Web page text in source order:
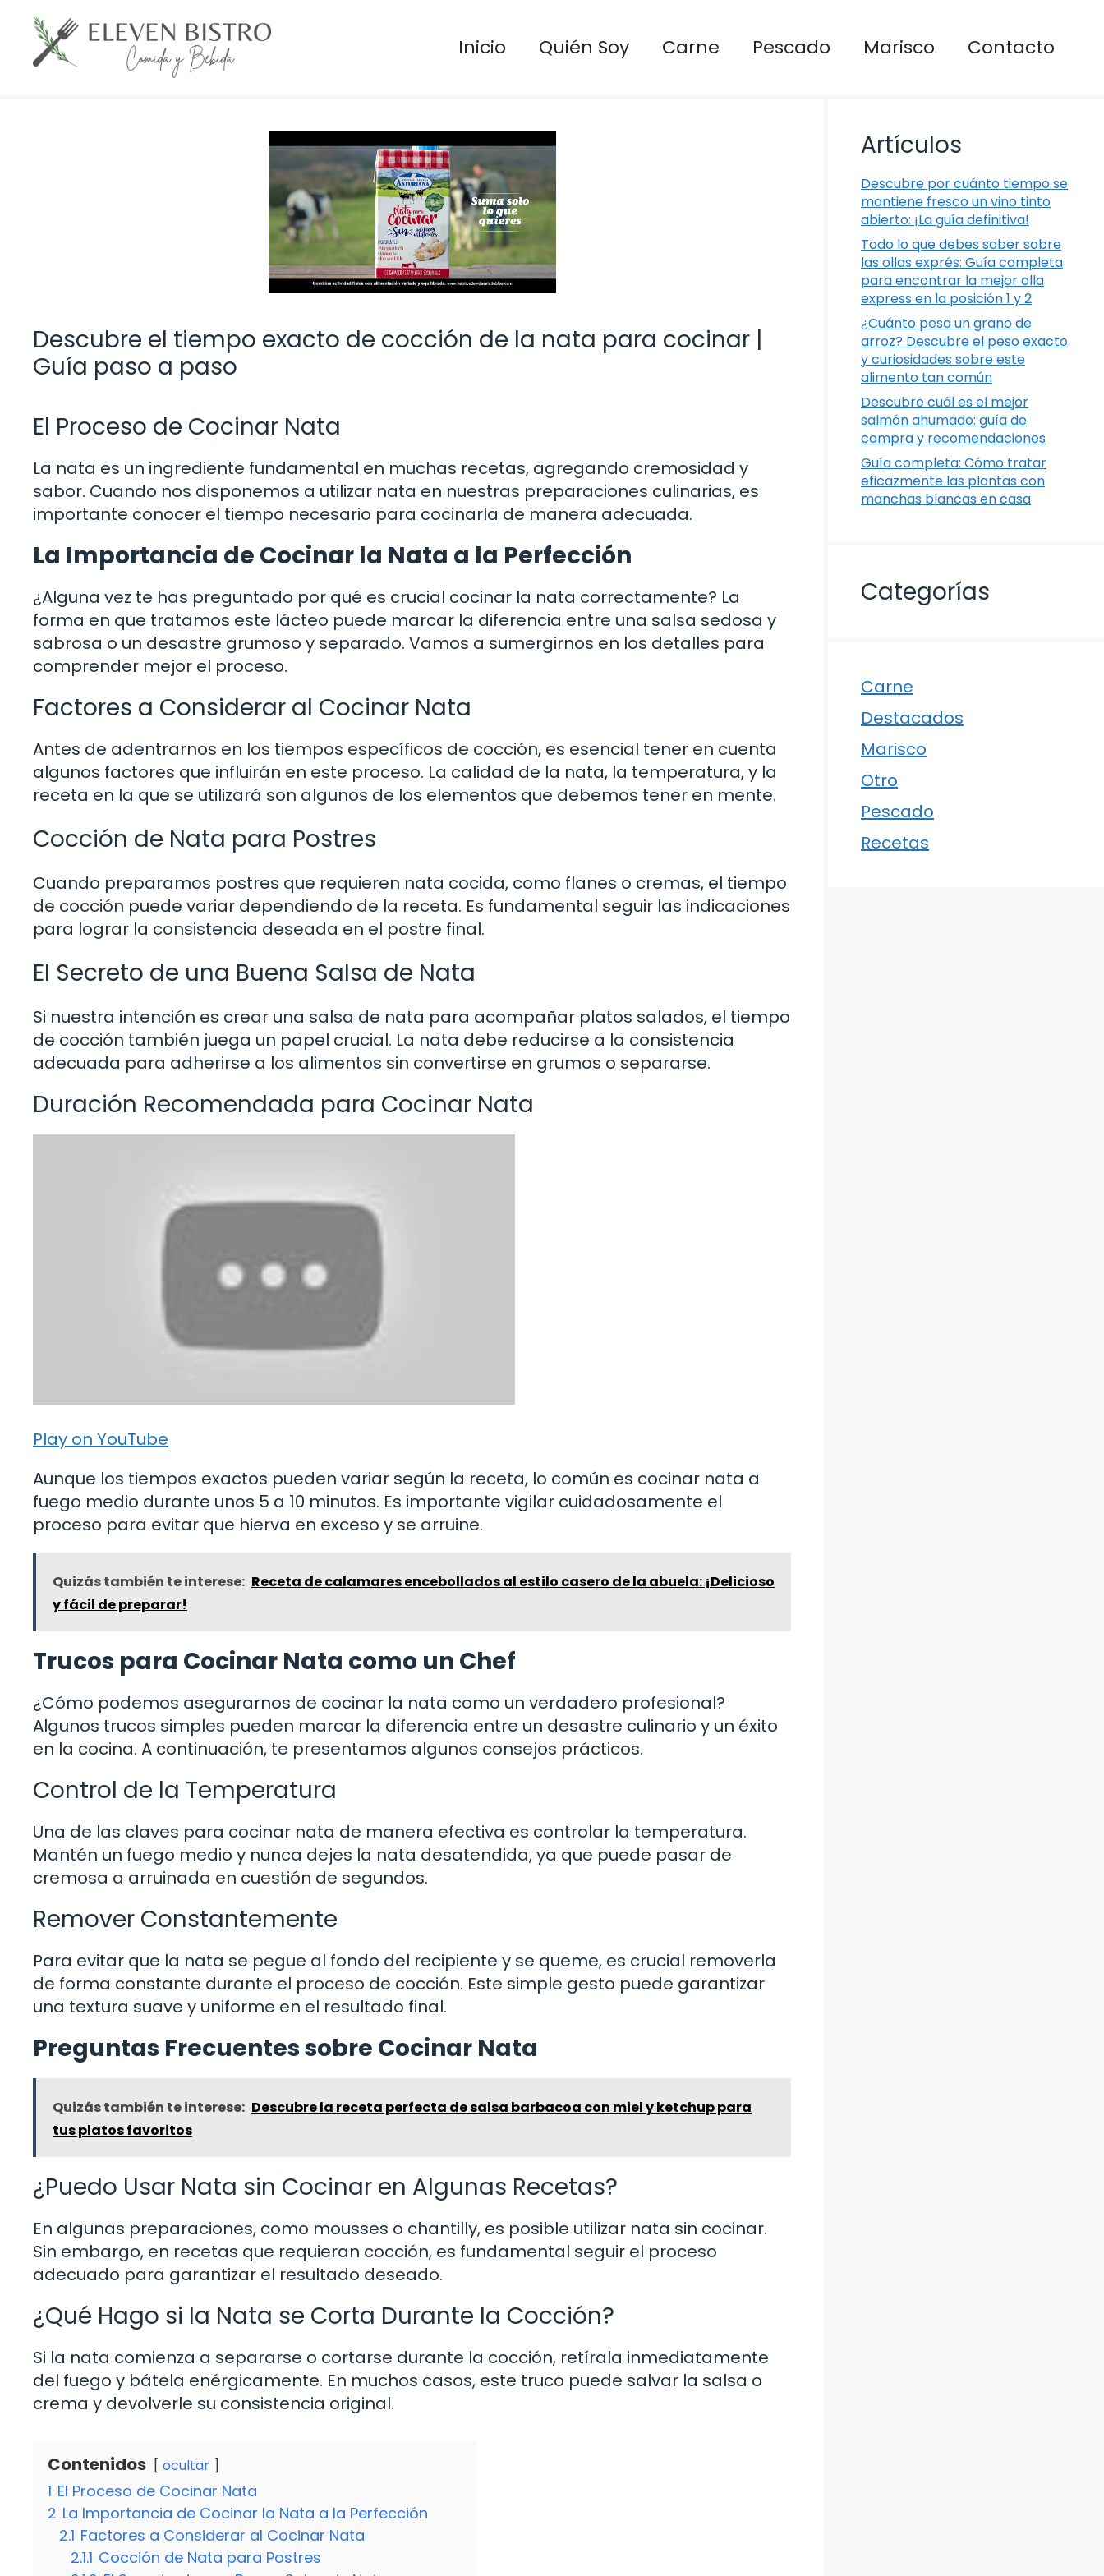
Saltar
contenido
Inicio Quién Soy Carne Pescado Marisco Contacto
Descubre el tiempo exacto de cocción de la nata para cocinar |
Guía paso a paso
El Proceso de Cocinar Nata
La nata es un ingrediente fundamental en muchas recetas, agregando cremosidad y
sabor. Cuando nos disponemos a utilizar nata en nuestras preparaciones culinarias, es
importante conocer el tiempo necesario para cocinarla de manera adecuada.
La Importancia de Cocinar la Nata a la Perfección
¿Alguna vez te has preguntado por qué es crucial cocinar la nata correctamente? La
forma en que tratamos este lácteo puede marcar la diferencia entre una salsa sedosa y
sabrosa o un desastre grumoso y separado. Vamos a sumergirnos en los detalles para
comprender mejor el proceso.
Factores a Considerar al Cocinar Nata
Antes de adentrarnos en los tiempos específicos de cocción, es esencial tener en cuenta
algunos factores que influirán en este proceso. La calidad de la nata, la temperatura, y la
receta en la que se utilizará son algunos de los elementos que debemos tener en mente.
Cocción de Nata para Postres
Cuando preparamos postres que requieren nata cocida, como flanes o cremas, el tiempo
de cocción puede variar dependiendo de la receta. Es fundamental seguir las indicaciones
para lograr la consistencia deseada en el postre final.
El Secreto de una Buena Salsa de Nata
Si nuestra intención es crear una salsa de nata para acompañar platos salados, el tiempo
de cocción también juega un papel crucial. La nata debe reducirse a la consistencia
adecuada para adherirse a los alimentos sin convertirse en grumos o separarse.
Duración Recomendada para Cocinar Nata
Play on YouTube
Aunque los tiempos exactos pueden variar según la receta, lo común es cocinar nata a
fuego medio durante unos 5 a 10 minutos. Es importante vigilar cuidadosamente el
proceso para evitar que hierva en exceso y se arruine.
Quizás también te interese: Receta de calamares encebollados al estilo casero de la abuela: ¡Delicioso
y fácil de preparar!
Trucos para Cocinar Nata como un Chef
¿Cómo podemos asegurarnos de cocinar la nata como un verdadero profesional?
Algunos trucos simples pueden marcar la diferencia entre un desastre culinario y un éxito
en la cocina. A continuación, te presentamos algunos consejos prácticos.
Control de la Temperatura
Una de las claves para cocinar nata de manera efectiva es controlar la temperatura.
Mantén un fuego medio y nunca dejes la nata desatendida, ya que puede pasar de
cremosa a arruinada en cuestión de segundos.
Remover Constantemente
Para evitar que la nata se pegue al fondo del recipiente y se queme, es crucial removerla
de forma constante durante el proceso de cocción. Este simple gesto puede garantizar
una textura suave y uniforme en el resultado final.
Preguntas Frecuentes sobre Cocinar Nata
Quizás también te interese: Descubre la receta perfecta de salsa barbacoa con miel y ketchup para
tus platos favoritos
¿Puedo Usar Nata sin Cocinar en Algunas Recetas?
En algunas preparaciones, como mousses o chantilly, es posible utilizar nata sin cocinar.
Sin embargo, en recetas que requieran cocción, es fundamental seguir el proceso
adecuado para garantizar el resultado deseado.
¿Qué Hago si la Nata se Corta Durante la Cocción?
Si la nata comienza a separarse o cortarse durante la cocción, retírala inmediatamente
del fuego y bátela enérgicamente. En muchos casos, este truco puede salvar la salsa o
crema y devolverle su consistencia original.
Contenidos ocultar
1 El Proceso de Cocinar Nata
2 La Importancia de Cocinar la Nata a la Perfección
2.1 Factores a Considerar al Cocinar Nata
2.1.1 Cocción de Nata para Postres
Artículos
Descubre por cuánto tiempo se
mantiene fresco un vino tinto
abierto: ¡La guía definitiva!
Todo lo que debes saber sobre
las ollas exprés: Guía completa
para encontrar la mejor olla
express en la posición 1 y 2
¿Cuánto pesa un grano de
arroz? Descubre el peso exacto
y curiosidades sobre este
alimento tan común
Descubre cuál es el mejor
salmón ahumado: guía de
compra y recomendaciones
Guía completa: Cómo tratar
eficazmente las plantas con
manchas blancas en casa
Categorías
Carne
Destacados
Marisco
Otro
Pescado
Recetas